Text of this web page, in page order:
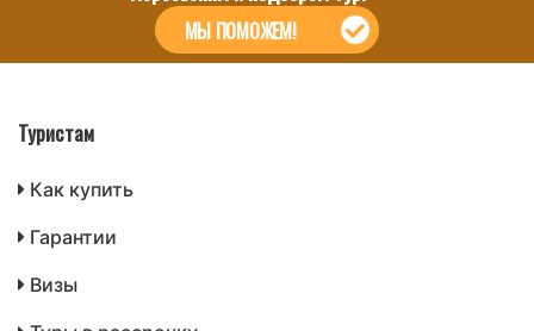
МЫ ПОМОЖЕМ!
Туристам
Как купить
Гарантии
Визы